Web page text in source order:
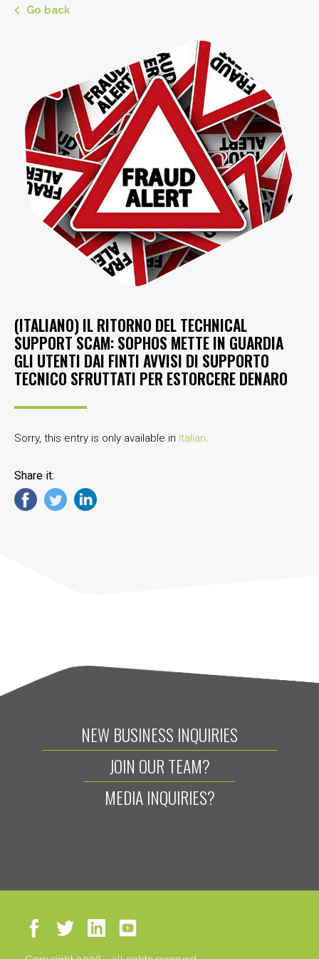
Go back
(ITALIANO) IL RITORNO DEL TECHNICAL
SUPPORT SCAM: SOPHOS METTE IN GUARDIA
GLI UTENTI DAI FINTI AVVISI DI SUPPORTO
TECNICO SFRUTTATI PER ESTORCERE DENARO
Sorry, this entry is only available in Italian.
Share it:
NEW BUSINESS INQUIRIES
JOIN OUR TEAM?
MEDIA INQUIRIES?